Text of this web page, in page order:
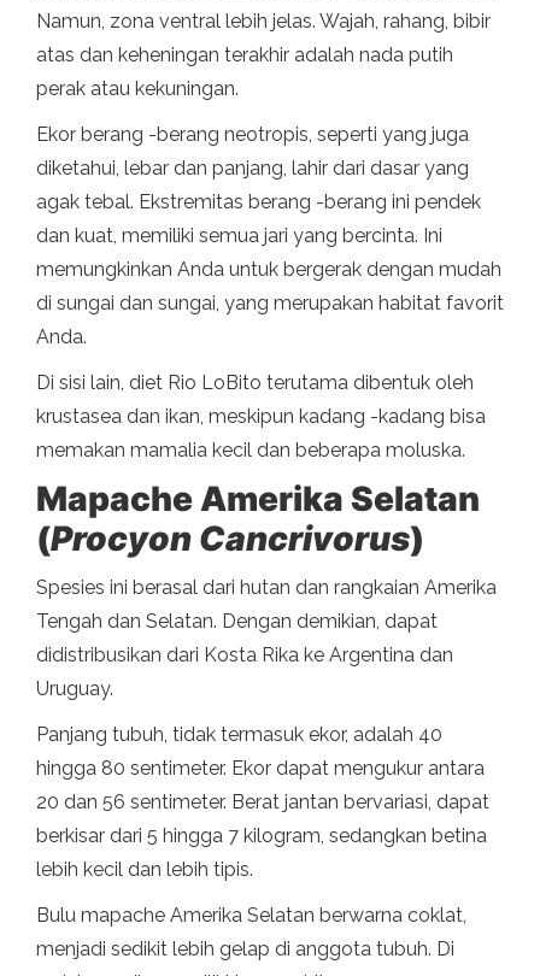
Namun, zona ventral lebih jelas. Wajah, rahang, bibir
atas dan keheningan terakhir adalah nada putih
perak atau kekuningan.
Ekor berang -berang neotropis, seperti yang juga
diketahui, lebar dan panjang, lahir dari dasar yang
agak tebal. Ekstremitas berang -berang ini pendek
dan kuat, memiliki semua jari yang bercinta. Ini
memungkinkan Anda untuk bergerak dengan mudah
di sungai dan sungai, yang merupakan habitat favorit
Anda.
Di sisi lain, diet Rio LoBito terutama dibentuk oleh
krustasea dan ikan, meskipun kadang -kadang bisa
memakan mamalia kecil dan beberapa moluska.
Mapache Amerika Selatan
(Procyon Cancrivorus)
Spesies ini berasal dari hutan dan rangkaian Amerika
Tengah dan Selatan. Dengan demikian, dapat
didistribusikan dari Kosta Rika ke Argentina dan
Uruguay.
Panjang tubuh, tidak termasuk ekor, adalah 40
hingga 80 sentimeter. Ekor dapat mengukur antara
20 dan 56 sentimeter. Berat jantan bervariasi, dapat
berkisar dari 5 hingga 7 kilogram, sedangkan betina
lebih kecil dan lebih tipis.
Bulu mapache Amerika Selatan berwarna coklat,
menjadi sedikit lebih gelap di anggota tubuh. Di